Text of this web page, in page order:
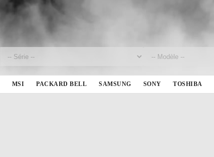
MSI PACKARD BELL SAMSUNG SONY TOSHIBA